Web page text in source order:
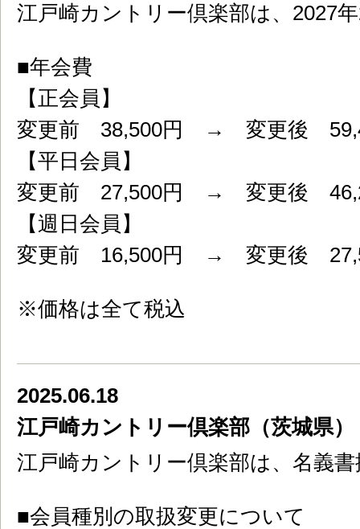
江戸崎カントリー倶楽部は、2027
■年会費
【正会員】
変更前 38,500円 → 変更後
【平日会員】
変更前 27,500円 → 変更後
【週日会員】
変更前 16,500円 → 変更後
※価格は全て税込
2025.06.18
江戸崎カントリー倶楽部（茨城県
江戸崎カントリー倶楽部は、名義
■会員種別の取扱変更について